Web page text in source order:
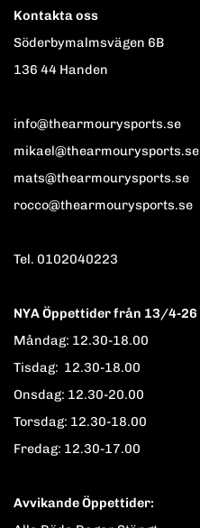
Kontakta oss
Söderbymalmsvägen 6B
136 44 Handen
info@thearmourysports.se
mikael@thearmourysports.se
mats@thearmourysports.se
rocco@thearmourysports.se
Tel. 0102040223
NYA Öppettider från 13/4-26
Måndag: 12.30-18.00
Tisdag: 12.30-18.00
Onsdag: 12.30-20.00
Torsdag: 12.30-18.00
Fredag: 12.30-17.00
Avvikande Öppettider: